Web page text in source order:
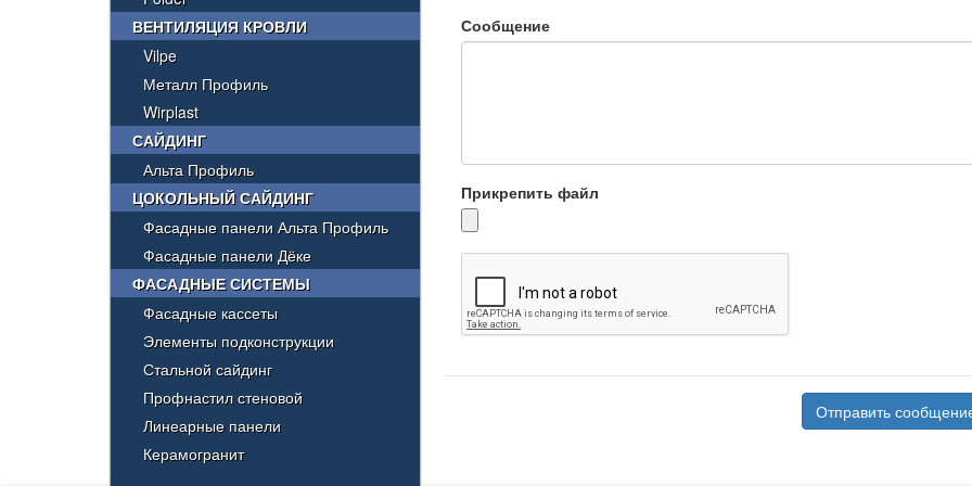
Сообщение
Прикрепить файл
Отправить
ВЕНТИЛЯЦИЯ КРОВЛИ
Vilpe
Металл Профиль
Wirplast
САЙДИНГ
Альта Профиль
ЦОКОЛЬНЫЙ САЙДИНГ
Фасадные панели Альта Профиль
Фасадные панели Дёке
ФАСАДНЫЕ СИСТЕМЫ
Фасадные кассеты
Элементы подконструкции
Стальной сайдинг
Профнастил стеновой
Линеарные панели
Керамогранит